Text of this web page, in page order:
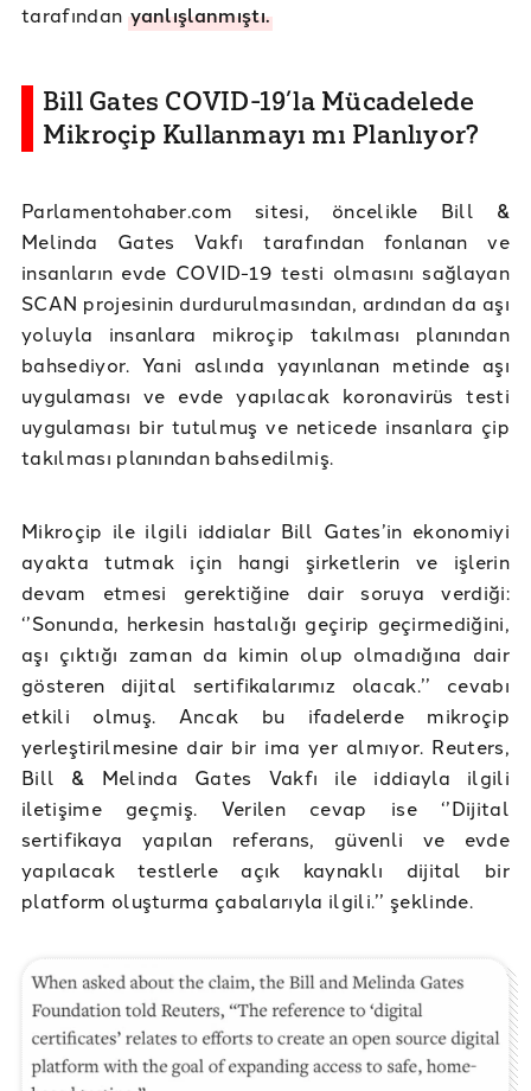
tarafından yanlışlanmıştı.
Bill Gates COVID-19’la Mücadelede
Mikroçip Kullanmayı mı Planlıyor?
Parlamentohaber.com sitesi, öncelikle Bill &
Melinda Gates Vakfı tarafından fonlanan ve
insanların evde COVID-19 testi olmasını sağlayan
SCAN projesinin durdurulmasından, ardından da aşı
yoluyla insanlara mikroçip takılması planından
bahsediyor. Yani aslında yayınlanan metinde aşı
uygulaması ve evde yapılacak koronavirüs testi
uygulaması bir tutulmuş ve neticede insanlara çip
takılması planından bahsedilmiş.
Mikroçip ile ilgili iddialar Bill Gates’in ekonomiyi
ayakta tutmak için hangi şirketlerin ve işlerin
devam etmesi gerektiğine dair soruya verdiği:
‘’Sonunda, herkesin hastalığı geçirip geçirmediğini,
aşı çıktığı zaman da kimin olup olmadığına dair
gösteren dijital sertifikalarımız olacak.’’ cevabı
etkili olmuş. Ancak bu ifadelerde mikroçip
yerleştirilmesine dair bir ima yer almıyor. Reuters,
Bill & Melinda Gates Vakfı ile iddiayla ilgili
iletişime geçmiş. Verilen cevap ise ‘’Dijital
sertifikaya yapılan referans, güvenli ve evde
yapılacak testlerle açık kaynaklı dijital bir
platform oluşturma çabalarıyla ilgili.’’ şeklinde.